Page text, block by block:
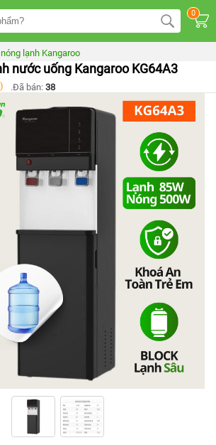
0
lạnh Kangaroo
nước uống Kangaroo KG64A3
.Đã bán: 38